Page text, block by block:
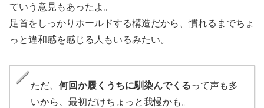
ていう意見もあったよ。
足首をしっかりホールドする構造だから、慣れるまでちょ
っと違和感を感じる人もいるみたい。
ただ、 何回か履くうちに馴染んでくるって声も多
いから、最初だけちょっと我慢かも。